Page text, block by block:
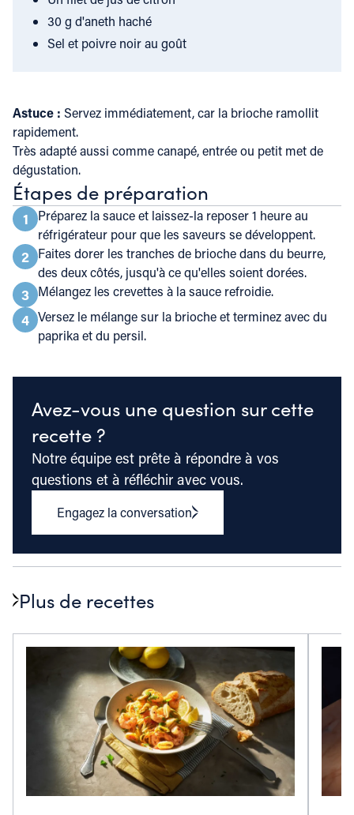
30 g d'aneth haché
Sel et poivre noir au goût
Astuce : Servez immédiatement, car la brioche ramollit
rapidement.
Très adapté aussi comme canapé, entrée ou petit met de
dégustation.
Étapes de préparation
1
Préparez la sauce et laissez-la reposer 1 heure au
réfrigérateur pour que les saveurs se développent.
2 Faites dorer les tranches de brioche dans du beurre,
des deux côtés, jusqu'à ce qu'elles soient dorées.
3 Mélangez les crevettes à la sauce refroidie.
4 Versez le mélange sur la brioche et terminez avec du
paprika et du persil.
Avez-vous une question sur cette
recette ?
Notre équipe est prête à répondre à vos
questions et à réfléchir avec vous.
Engagez la conversation
Plus de recettes